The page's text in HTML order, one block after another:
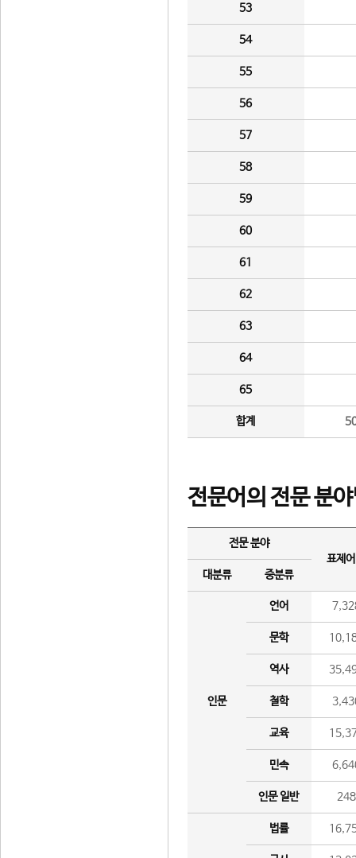
53
54
55
56
57
58
59
60
61
62
63
64
65
합계
전문어의 전문 분
전문 분야
표제
대분류
중분류
인문
언어
문학
역사
철학
교육
민속
인문 일반 248
법률